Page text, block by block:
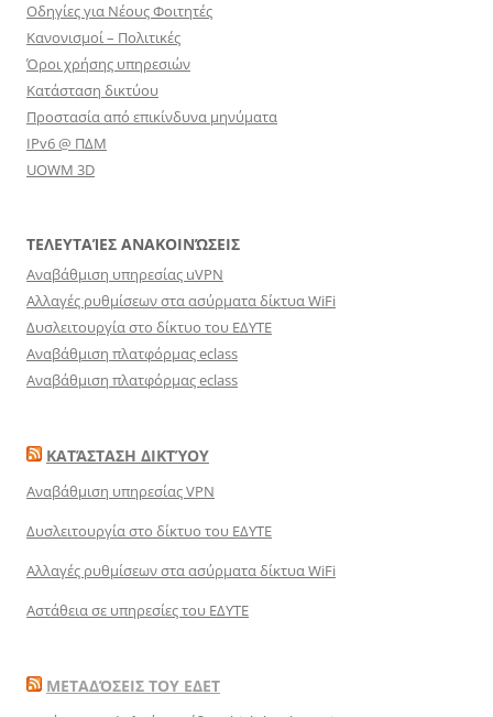
Οδηγίες για Νέους Φοιτητές
Κανονισμοί – Πολιτικές
Όροι χρήσης υπηρεσιών
Κατάσταση δικτύου
Προστασία από επικίνδυνα μηνύματα
IPv6 @ ΠΔΜ
UOWM 3D
ΤΕΛΕΥΤΑΊΕΣ ΑΝΑΚΟΙΝΏΣΕΙΣ
Αναβάθμιση υπηρεσίας uVPN
Αλλαγές ρυθμίσεων στα ασύρματα δίκτυα WiFi
Δυσλειτουργία στο δίκτυο του ΕΔΥΤΕ
Αναβάθμιση πλατφόρμας eclass
Αναβάθμιση πλατφόρμας eclass
ΚΑΤΆΣΤΑΣΗ ΔΙΚΤΎΟΥ
Αναβάθμιση υπηρεσίας VPN
Δυσλειτουργία στο δίκτυο του ΕΔΥΤΕ
Αλλαγές ρυθμίσεων στα ασύρματα δίκτυα WiFi
Αστάθεια σε υπηρεσίες του ΕΔΥΤΕ
ΜΕΤΑΔΌΣΕΙΣ ΤΟΥ ΕΔΕΤ